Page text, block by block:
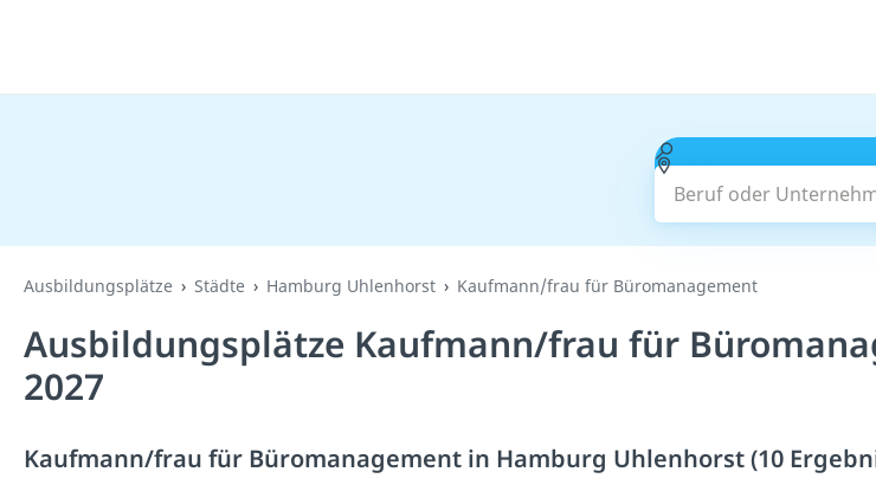
Beruf oder
Ausbildungsplätze Städte Hamburg Uhlenhorst Kaufmann/frau für Büromanagement
Ausbildungsplätze Kaufmann/frau für
2027
Kaufmann/frau für Büromanagement in Hamburg Uhlenhorst (10